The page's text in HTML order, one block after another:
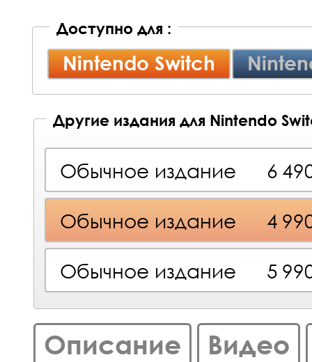
Доступно для :
Nintendo Switch
Другие издания для Nintendo
Обычное издание 6
Обычное издание 4
Обычное издание 5
Описание Видео